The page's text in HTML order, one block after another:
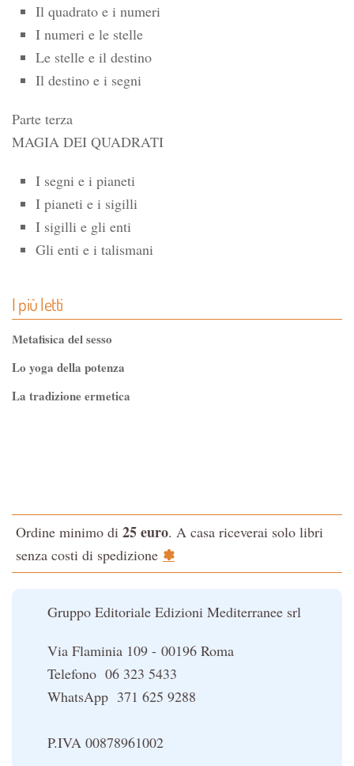
Il quadrato e i numeri
I numeri e le stelle
Le stelle e il destino
Il destino e i segni
Parte terza
MAGIA DEI QUADRATI
I segni e i pianeti
I pianeti e i sigilli
I sigilli e gli enti
Gli enti e i talismani
I più letti
Metafisica del sesso
Lo yoga della potenza
La tradizione ermetica
La Cabala
Il potere del serpente
Ordine minimo di 25 euro. A casa riceverai solo libri
senza costi di spedizione ✽
Gruppo Editoriale Edizioni Mediterranee srl
Via Flaminia 109 - 00196 Roma
Telefono 06 323 5433
WhatsApp 371 625 9288
P.IVA 00878961002